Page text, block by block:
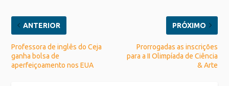
ANTERIOR
Professora de inglês do Ceja
ganha bolsa de
aperfeiçoamento nos EUA
PRÓXIMO
Prorrogadas as inscrições
para a II Olimpíada de Ciência
& Arte